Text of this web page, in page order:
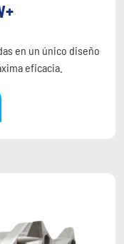
en un único diseño
eficacia.